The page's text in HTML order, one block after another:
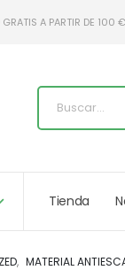
A PARTIR DE 100 €
Tienda
, MATERIAL